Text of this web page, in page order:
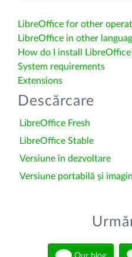
LibreOffice for other
LibreOffice in other
How do I install
System requirements
Extensions
Descărcare
LibreOffice Fresh
LibreOffice Stable
Versiune în dezvoltare
Versiune portabilă și